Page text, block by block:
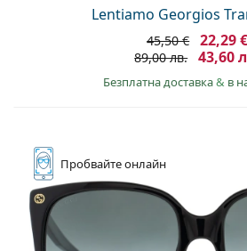
Lentiamo Georgios
45,50 € 22,29 €
89,00 лв. 43,60
Безплатна доставка& в
Пробвайтеонлайн